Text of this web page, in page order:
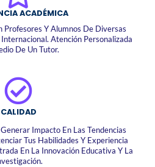
ACADÉMICA
Profesores Y Alumnos De Diversas
Atención Personalizada
De Un Tutor.
CALIDAD
Impacto En Las Tendencias
Tus Habilidades Y Experiencia
En La Innovación Educativa Y La